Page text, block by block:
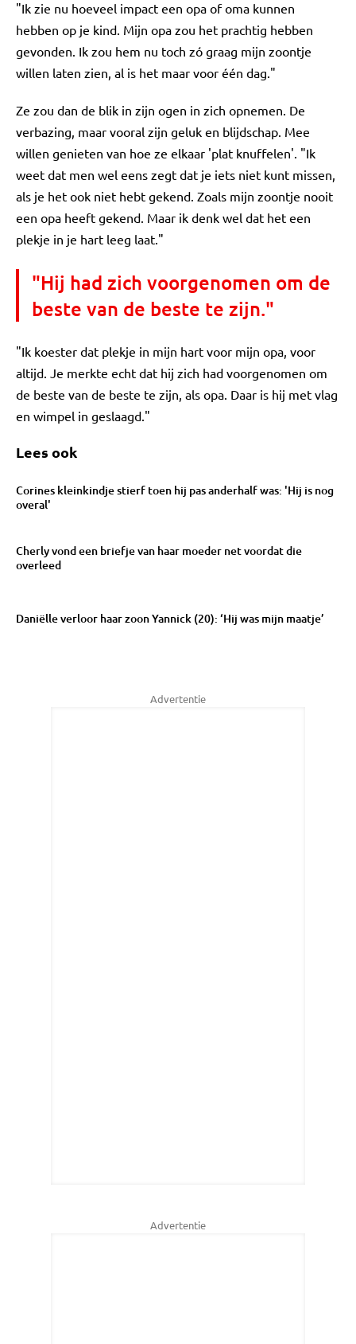
"Ik zie nu hoeveel impact een opa of oma kunnen
hebben op je kind. Mijn opa zou het prachtig hebben
gevonden. Ik zou hem nu toch zó graag mijn zoontje
willen laten zien, al is het maar voor één dag."
Ze zou dan de blik in zijn ogen in zich opnemen. De
verbazing, maar vooral zijn geluk en blijdschap. Mee
willen genieten van hoe ze elkaar 'plat knuffelen'. "Ik
weet dat men wel eens zegt dat je iets niet kunt missen,
als je het ook niet hebt gekend. Zoals mijn zoontje nooit
een opa heeft gekend. Maar ik denk wel dat het een
plekje in je hart leeg laat."
"Hij had zich voorgenomen om de
beste van de beste te zijn."
"Ik koester dat plekje in mijn hart voor mijn opa, voor
altijd. Je merkte echt dat hij zich had voorgenomen om
de beste van de beste te zijn, als opa. Daar is hij met vlag
en wimpel in geslaagd."
Lees ook
Corines kleinkindje stierf toen hij pas anderhalf was: 'Hij is nog
overal'
Cherly vond een briefje van haar moeder net voordat die
overleed
Daniëlle verloor haar zoon Yannick (20): ‘Hij was mijn maatje’
Advertentie
Advertentie